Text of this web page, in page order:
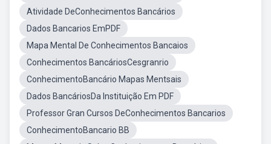
Atividade DeConhecimentos Bancários
Dados Bancarios EmPDF
Mapa Mental De Conhecimentos Bancaios
Conhecimentos BancáriosCesgranrio
ConhecimentoBancário Mapas Mentsais
Dados BancáriosDa Instituição Em PDF
Professor Gran Cursos DeConhecimentos Bancarios
ConhecimentoBancario BB